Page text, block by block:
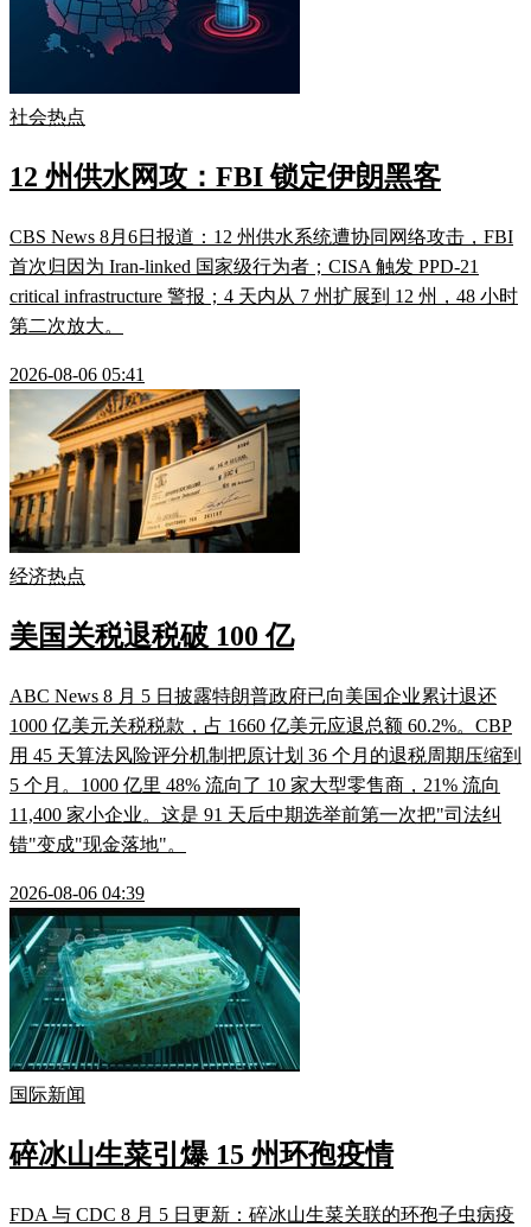
社会热点
12 州供水网攻：FBI 锁定伊朗黑客
CBS News 8月6日报道：12 州供水系统遭协同网络攻击，FBI
首次归因为 Iran-linked 国家级行为者；CISA 触发 PPD-21
critical infrastructure 警报；4 天内从 7 州扩展到 12 州，48 小时
第二次放大。
2026-08-06 05:41
经济热点
美国关税退税破 100 亿
ABC News 8 月 5 日披露特朗普政府已向美国企业累计退还
1000 亿美元关税税款，占 1660 亿美元应退总额 60.2%。CBP
用 45 天算法风险评分机制把原计划 36 个月的退税周期压缩到
5 个月。1000 亿里 48% 流向了 10 家大型零售商，21% 流向
11,400 家小企业。这是 91 天后中期选举前第一次把"司法纠
错"变成"现金落地"。
2026-08-06 04:39
国际新闻
碎冰山生菜引爆 15 州环孢疫情
FDA 与 CDC 8 月 5 日更新：碎冰山生菜关联的环孢子虫病疫